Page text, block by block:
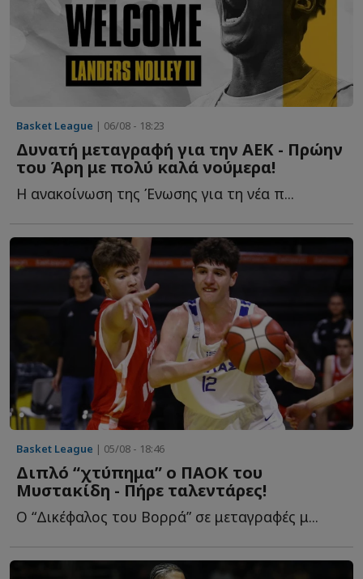
Basket League | 06/08 - 18:23
Δυνατή μεταγραφή για την ΑΕΚ - Πρώην
του Άρη με πολύ καλά νούμερα!
Η ανακοίνωση της Ένωσης για τη νέα π...
Basket League | 05/08 - 18:46
Διπλό “χτύπημα” ο ΠΑΟΚ του
Μυστακίδη - Πήρε ταλεντάρες!
Ο “Δικέφαλος του Βορρά” σε μεταγραφές μ...